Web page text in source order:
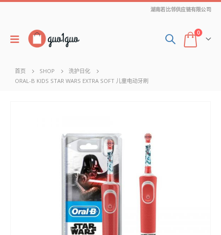
湖南若比邻供应链有限公司
0
首页 SHOP
洗护日化
ORAL-B KIDS STAR WARS EXTRA SOFT 儿童电动牙刷